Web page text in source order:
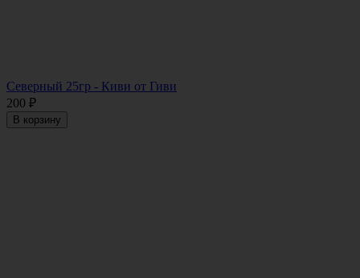
Северный 25гр - Киви от Гиви
200 ₽
В корзину